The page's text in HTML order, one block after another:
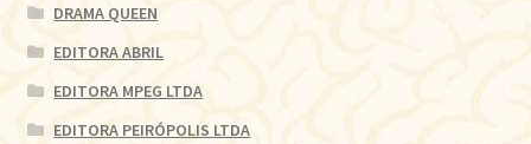
DRAMA QUEEN
EDITORA ABRIL
EDITORA MPEG LTDA
EDITORA PEIRÓPOLIS LTDA